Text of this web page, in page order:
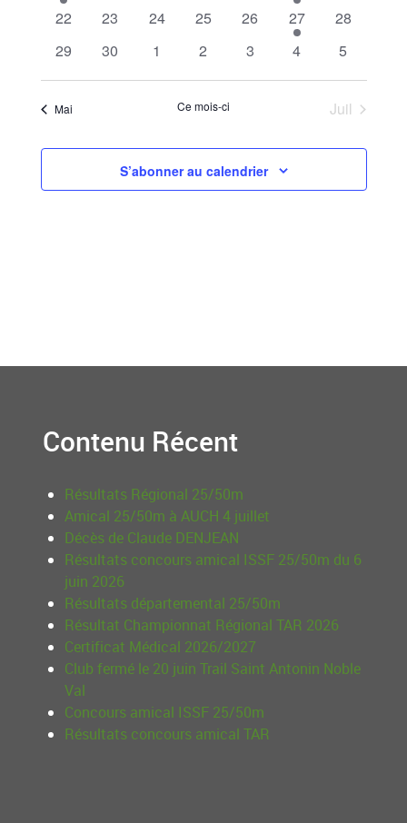
vues
0 évènements
22 0 évènements
23 0 évènements
24 0 évènements
25 0 évènements
26 1 évènement
27 0
28
0 évènements
29 0 évènements
30 0 évènements
1 0 évènements
2 0 évènements
3 0 évènements
4 0
5
Mai Ce mois-ci Juil
S’abonner au calendrier
Contenu Récent
Résultats Régional 25/50m
Amical 25/50m à AUCH 4 juillet
Décès de Claude DENJEAN
Résultats concours amical ISSF 25/50m du 6
juin 2026
Résultats départemental 25/50m
Résultat Championnat Régional TAR 2026
Certificat Médical 2026/2027
Club fermé le 20 juin Trail Saint Antonin Noble
Val
Concours amical ISSF 25/50m
Résultats concours amical TAR